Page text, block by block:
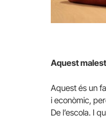
Aquest
Aquest és un
i econòmic,
De l’escola. I